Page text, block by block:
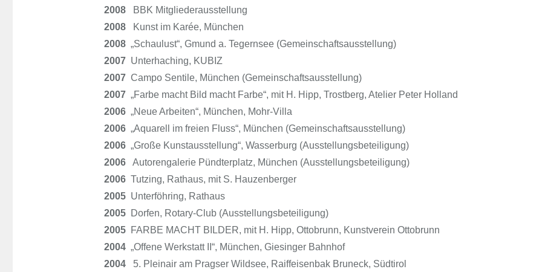
2008 BBK Mitgliederausstellung
2008 Kunst im Karée, München
2008 „Schaulust“, Gmund a. Tegernsee (Gemeinschaftsausstellung)
2007 Unterhaching, KUBIZ
2007 Campo Sentile, München (Gemeinschaftsausstellung)
2007 „Farbe macht Bild macht Farbe“, mit H. Hipp, Trostberg, Atelier Peter Holland
2006 „Neue Arbeiten“, München, Mohr-Villa
2006 „Aquarell im freien Fluss“, München (Gemeinschaftsausstellung)
2006 „Große Kunstausstellung“, Wasserburg (Ausstellungsbeteiligung)
2006 Autorengalerie Pündterplatz, München (Ausstellungsbeteiligung)
2006 Tutzing, Rathaus, mit S. Hauzenberger
2005 Unterföhring, Rathaus
2005 Dorfen, Rotary-Club (Ausstellungsbeteiligung)
2005 FARBE MACHT BILDER, mit H. Hipp, Ottobrunn, Kunstverein Ottobrunn
2004 „Offene Werkstatt II“, München, Giesinger Bahnhof
2004 5. Pleinair am Pragser Wildsee, Raiffeisenbak Bruneck, Südtirol